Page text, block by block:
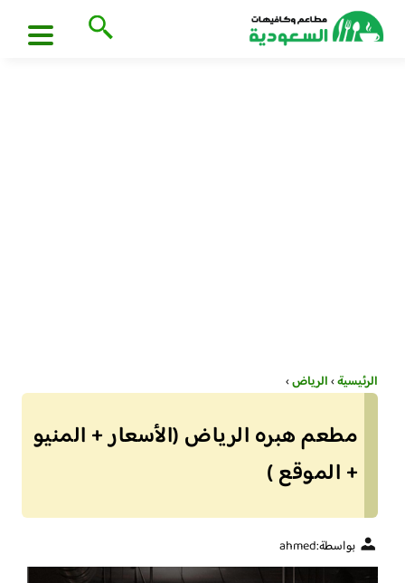
الرئيسية›الرياض›
مطعم هبره الرياض (الأسعار + المنيو
+ الموقع )
بواسطة:ahmed